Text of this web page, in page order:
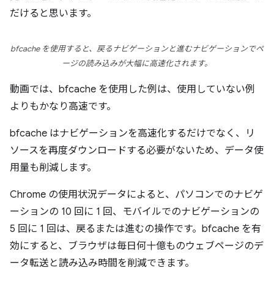
だけると思います。
bfcache を使用すると、戻るナビゲーションと進むナビゲーションでペ
ージの読み込みが大幅に高速化されます。
動画では、bfcache を使用した例は、使用していない例
よりもかなり高速です。
bfcache はナビゲーションを高速化するだけでなく、リ
ソースを再度ダウンロードする必要がないため、データ使
用量も削減します。
Chrome の使用状況データによると、パソコンでのナビゲ
ーションの 10 回に 1 回、モバイルでのナビゲーションの
5 回に 1 回は、戻るまたは進むの操作です。bfcache を有
効にすると、ブラウザは毎日何十億ものウェブページのデ
ータ転送と読み込み時間を削減できます。